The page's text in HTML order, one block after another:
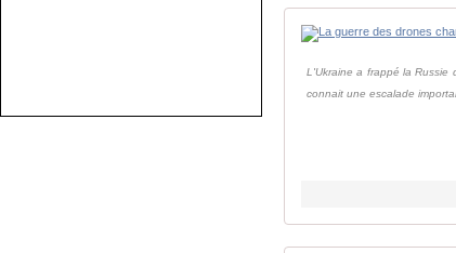
L'Ukraine a frappé la Russie
connait une escalade